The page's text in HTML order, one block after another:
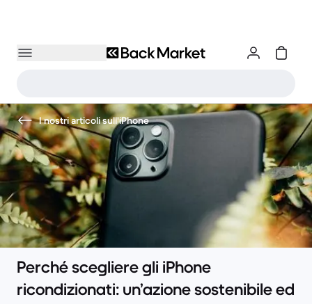
I nostri articoli sull'iPhone
Perché scegliere gli iPhone
ricondizionati: un’azione sostenibile ed